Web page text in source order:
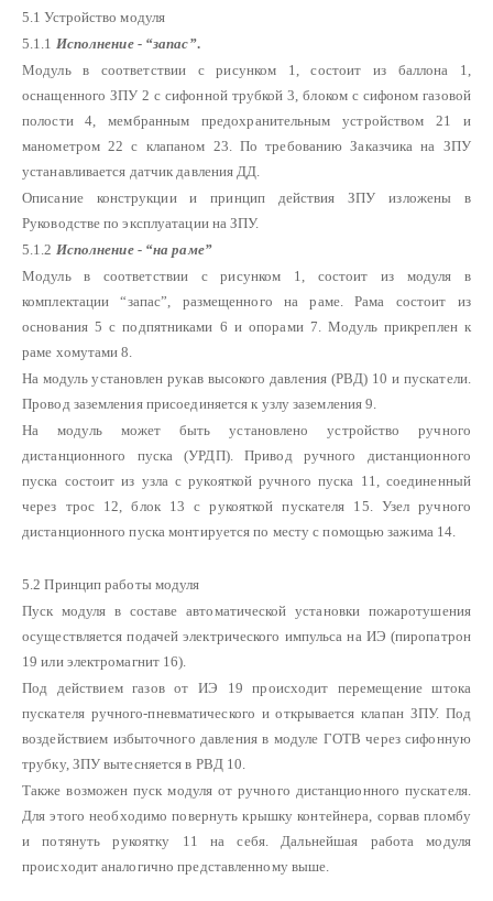
5.1 Устройство модуля
5.1.1 Исполнение - “запас”.
Модуль в соответствии с рисунком 1, состоит из баллона 1,
оснащенного ЗПУ 2 с сифонной трубкой 3, блоком с сифоном газовой
полости 4, мембранным предохранительным устройством 21 и
манометром 22 с клапаном 23. По требованию Заказчика на ЗПУ
устанавливается датчик давления ДД.
Описание конструкции и принцип действия ЗПУ изложены в
Руководстве по эксплуатации на ЗПУ.
5.1.2 Исполнение - “на раме”
Модуль в соответствии с рисунком 1, состоит из модуля в
комплектации “запас”, размещенного на раме. Рама состоит из
основания 5 с подпятниками 6 и опорами 7. Модуль прикреплен к
раме хомутами 8.
На модуль установлен рукав высокого давления (РВД) 10 и пускатели.
Провод заземления присоединяется к узлу заземления 9.
На модуль может быть установлено устройство ручного
дистанционного пуска (УРДП). Привод ручного дистанционного
пуска состоит из узла с рукояткой ручного пуска 11, соединенный
через трос 12, блок 13 с рукояткой пускателя 15. Узел ручного
дистанционного пуска монтируется по месту с помощью зажима 14.
5.2 Принцип работы модуля
Пуск модуля в составе автоматической установки пожаротушения
осуществляется подачей электрического импульса на ИЭ (пиропатрон
19 или электромагнит 16).
Под действием газов от ИЭ 19 происходит перемещение штока
пускателя ручного-пневматического и открывается клапан ЗПУ. Под
воздействием избыточного давления в модуле ГОТВ через сифонную
трубку, ЗПУ вытесняется в РВД 10.
Также возможен пуск модуля от ручного дистанционного пускателя.
Для этого необходимо повернуть крышку контейнера, сорвав пломбу
и потянуть рукоятку 11 на себя. Дальнейшая работа модуля
происходит аналогично представленному выше.